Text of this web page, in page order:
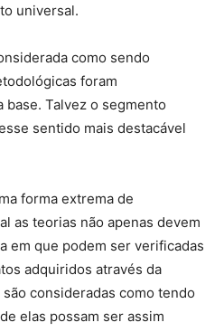
universal.
como sendo
foram
Talvez o segmento
sentido mais destacável
forma extrema de
as teorias não apenas devem
em que podem ser verificadas
adquiridos através da
consideradas como tendo
elas possam ser assim